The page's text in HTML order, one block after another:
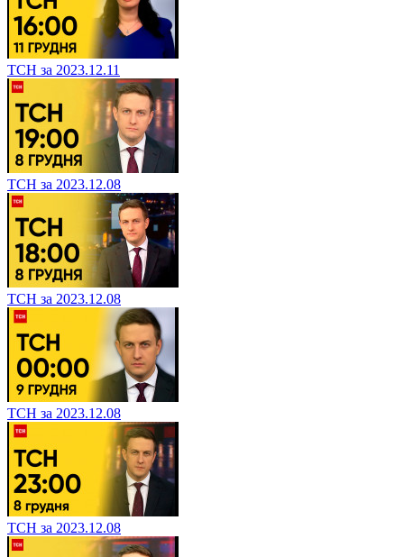
ТСН за 2023.12.11
ТСН за 2023.12.08
ТСН за 2023.12.08
ТСН за 2023.12.08
ТСН за 2023.12.08